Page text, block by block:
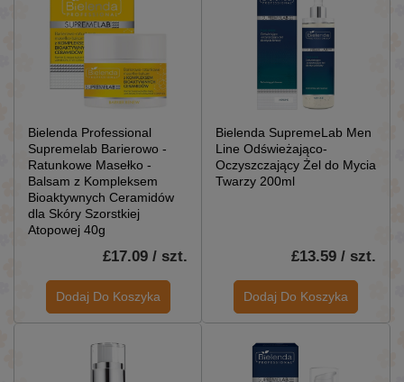
Bielenda Professional
Supremelab Barierowo -
Ratunkowe Masełko -
Balsam z Kompleksem
Bioaktywnych Ceramidów
dla Skóry Szorstkiej
Atopowej 40g
£17.09 / szt.
Dodaj Do Koszyka
Bielenda SupremeLab Men
Line Odświeżająco-
Oczyszczający Żel do Mycia
Twarzy 200ml
£13.59 / szt.
Dodaj Do Koszyka